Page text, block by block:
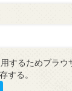
するためブラ
する。